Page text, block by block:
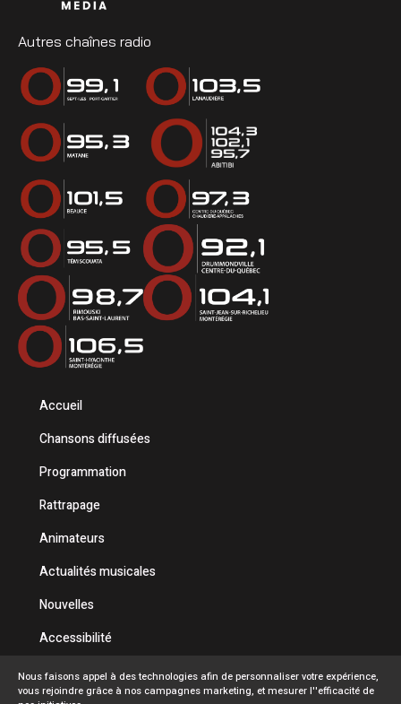
Autres chaînes radio
Accueil
Chansons diffusées
Programmation
Rattrapage
Animateurs
Actualités musicales
Nouvelles
Accessibilité
Politique de confidentialité
Nous faisons appel à des technologies afin de personnaliser votre expérience,
vous rejoindre grâce à nos campagnes marketing, et mesurer l''efficacité de